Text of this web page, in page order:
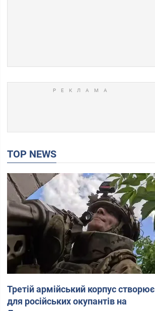
TOP NEWS
Третій армійський корпус створює
для російських окупантів на